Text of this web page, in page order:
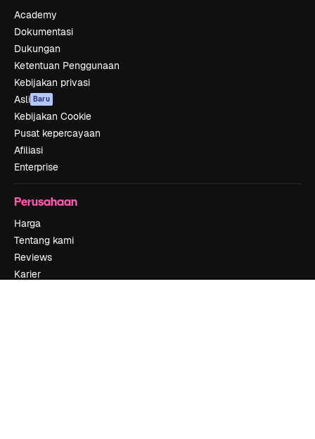
Academy
Dokumentasi
Dukungan
Ketentuan Penggunaan
Kebijakan privasi
Asli Baru
Kebijakan Cookie
Pusat kepercayaan
Afiliasi
Enterprise
Perusahaan
Harga
Tentang kami
Reviews
Karier